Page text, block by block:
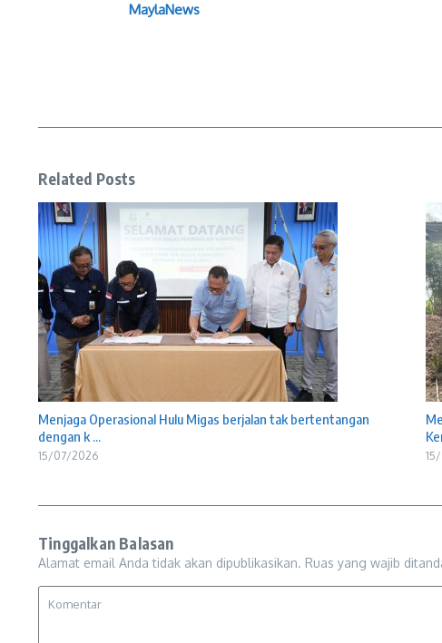
MaylaNews
Related Posts
Menjaga Operasional Hulu Migas berjalan tak bertentangan
dengan k ...
15/07/2026
Tinggalkan Balasan
Alamat email Anda tidak akan dipublikasikan. Ruas yang wajib